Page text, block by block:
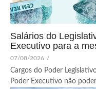
Salários do
Executivo para a
07/08/2026 /
Cargos do Poder
Poder Executivo não